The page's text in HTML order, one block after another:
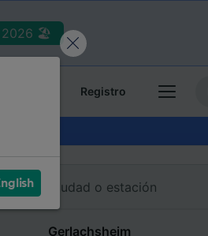
2026 🏖️
Registro